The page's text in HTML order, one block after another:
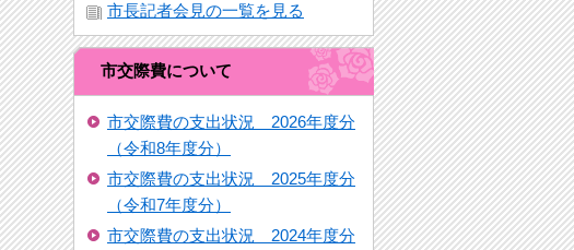
市長記者会見の一覧を見る
市交際費について
市交際費の支出状況 2026年度分
（令和8年度分）
市交際費の支出状況 2025年度分
（令和7年度分）
市交際費の支出状況 2024年度分